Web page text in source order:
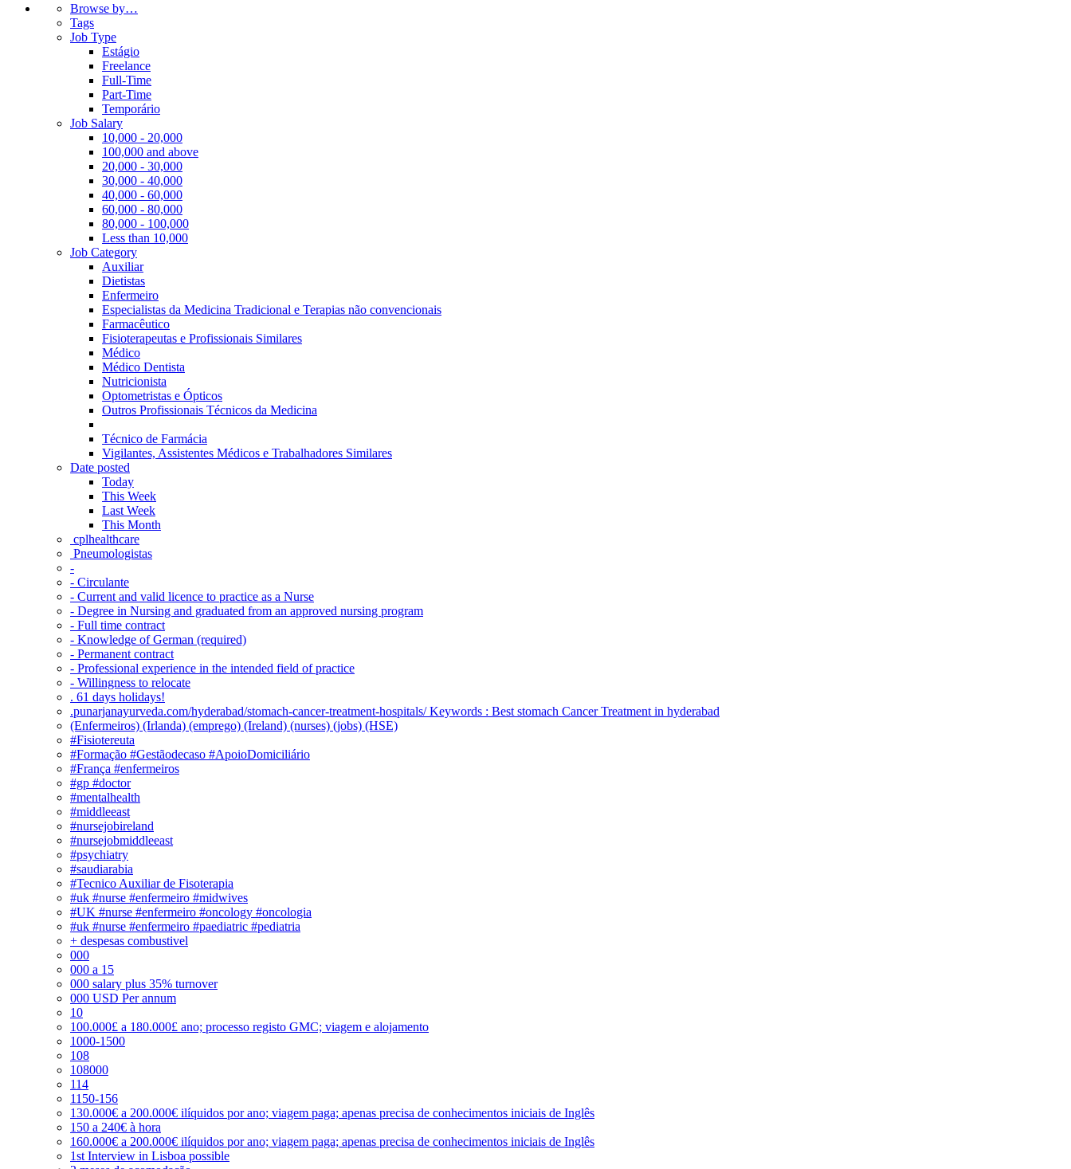
Browse by…
Tags
Job Type
Estágio
Freelance
Full-Time
Part-Time
Temporário
Job Salary
10,000 - 20,000
100,000 and above
20,000 - 30,000
30,000 - 40,000
40,000 - 60,000
60,000 - 80,000
80,000 - 100,000
Less than 10,000
Job Category
Auxiliar
Dietistas
Enfermeiro
Especialistas da Medicina Tradicional e Terapias não convencionais
Farmacêutico
Fisioterapeutas e Profissionais Similares
Médico
Médico Dentista
Nutricionista
Optometristas e Ópticos
Outros Profissionais Técnicos da Medicina
Técnico de Farmácia
Vigilantes, Assistentes Médicos e Trabalhadores Similares
Date posted
Today
This Week
Last Week
This Month
‎ cplhealthcare‬
Pneumologistas
-
- Circulante
- Current and valid licence to practice as a Nurse
- Degree in Nursing and graduated from an approved nursing program
- Full time contract
- Knowledge of German (required)
- Permanent contract
- Professional experience in the intended field of practice
- Willingness to relocate
. 61 days holidays!
.punarjanayurveda.com/hyderabad/stomach-cancer-treatment-hospitals/ Keywords : Best stomach Cancer Treatment in hyderabad
(Enfermeiros) (Irlanda) (emprego) (Ireland) (nurses) (jobs) (HSE)
#Fisiotereuta
#Formação #Gestãodecaso #ApoioDomiciliário
#França #enfermeiros
#gp #doctor
#mentalhealth
#middleeast
#nursejobireland
#nursejobmiddleeast
#psychiatry
#saudiarabia
#Tecnico Auxiliar de Fisoterapia
#uk #nurse #enfermeiro #midwives
#UK #nurse #enfermeiro #oncology #oncologia
#uk #nurse #enfermeiro #paediatric #pediatria
+ despesas combustivel
000
000 a 15
000 salary plus 35% turnover
000 USD Per annum
10
100.000£ a 180.000£ ano; processo registo GMC; viagem e alojamento
1000-1500
108
108000
114
1150-156
130.000€ a 200.000€ ilíquidos por ano; viagem paga; apenas precisa de conhecimentos iniciais de Inglês
150 a 240€ à hora
160.000€ a 200.000€ ilíquidos por ano; viagem paga; apenas precisa de conhecimentos iniciais de Inglês
1st Interview in Lisboa possible